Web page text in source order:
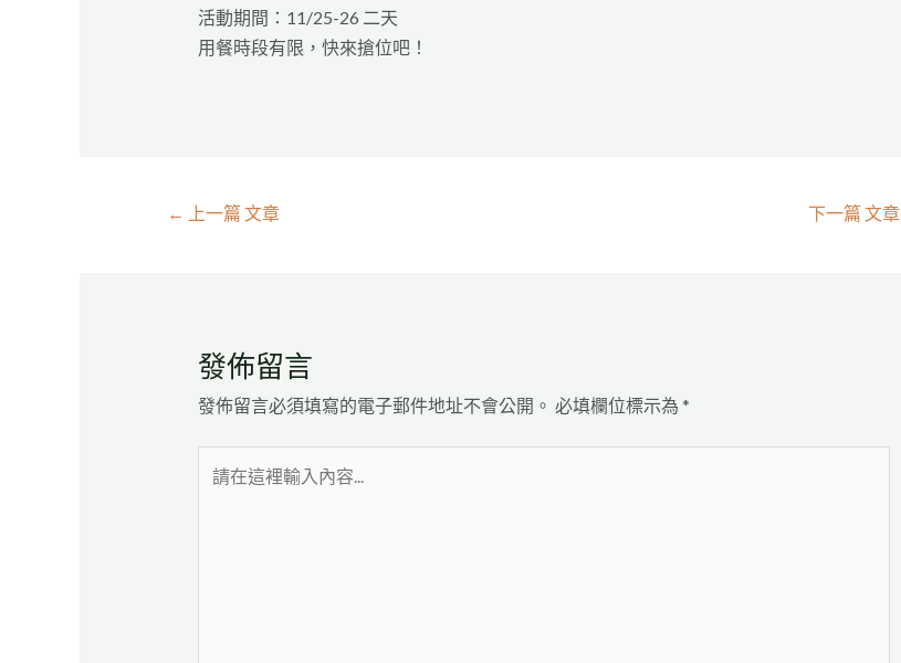
活動期間：11/25-26 二天
用餐時段有限，快來搶位吧！
← 上一篇 文章 下一篇 文章
發佈留言
發佈留言必須填寫的電子郵件地址不會公開。 必填欄位標示為 *
在